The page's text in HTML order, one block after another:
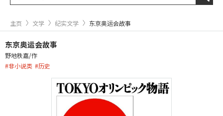
主页 文学 纪实文学 东京奥运会故事
东京奥运会故事
野地秩嘉/作
#非小说类 #历史